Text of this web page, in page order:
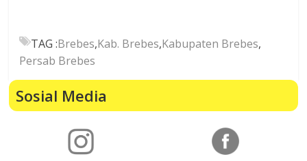
TAG :Brebes,Kab. Brebes,Kabupaten Brebes,
Persab Brebes
Sosial Media